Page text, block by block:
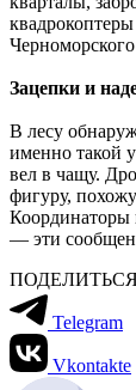
Черноморского
Зацепки и
В лесу
именно такой
вел в чащу.
фигуру,
Координаторы
— эти
Telegram
Vkontakte